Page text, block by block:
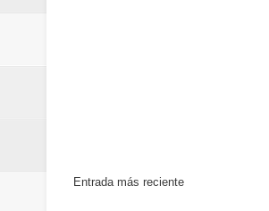
Entrada más reciente